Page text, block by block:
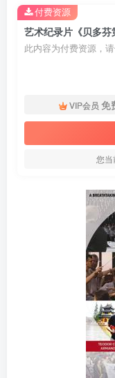
此内容为付费资源，
VIP会员 免
您当
付费资源